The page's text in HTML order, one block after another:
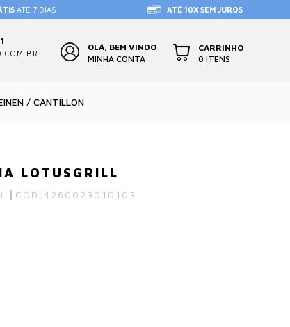
ATÉ 7 DIAS ATÉ 10X SEM JUROS
/ CANTILLON
OLÁ, BEM VINDO
MINHA CONTA
CARRINHO
0 ITENS
LOTUSGRILL
COD:4260023010103